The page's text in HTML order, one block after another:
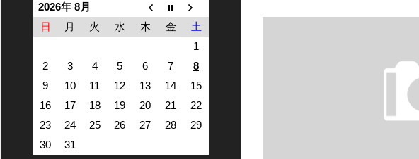
2026年 8月
日
月 火 水 木 金
土
1
2
3 4 5 6 7
8
9
10 11 12 13 14
15
16
17 18 19 20 21
22
23
24 25 26 27 28
29
30
31